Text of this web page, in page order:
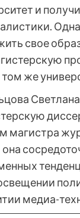
и
свое
же
магистра
медиа-